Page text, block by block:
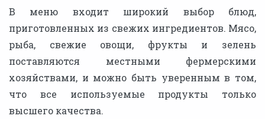
В меню входит широкий выбор блюд,
приготовленных из свежих ингредиентов. Мясо,
рыба, свежие овощи, фрукты и зелень
поставляются местными фермерскими
хозяйствами, и можно быть уверенным в том,
что все используемые продукты только
высшего качества.